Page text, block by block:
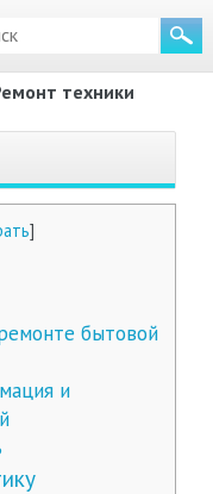
техники
]
бытовой
и